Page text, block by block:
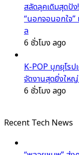
สลัดลุคเดิมสุดปั
“นอกจอนอกใจ”
ล
6 ชั่วโมง ago
K-POP บุกยุโรป
จัดงานสุดยิ่งให
6 ชั่วโมง ago
Recent Tech News